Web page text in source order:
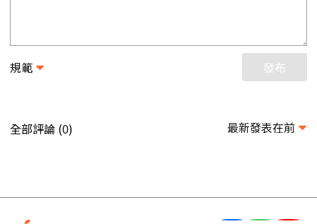
規範 發布
全部評論 (0) 最新發表在前